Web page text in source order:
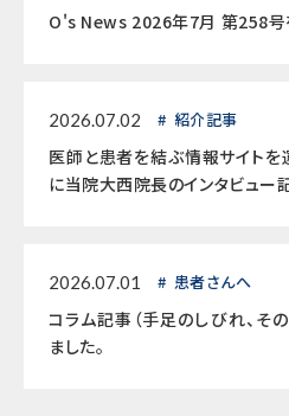
O's News 2026年7月 第258号
2026.07.02 紹介記事
医師と患者を結ぶ情報サイト
に当院大西院長のインタビュー
2026.07.01 患者さんへ
コラム記事（手足のしびれ、そ
ました。